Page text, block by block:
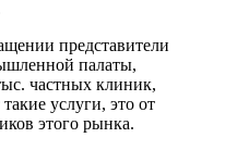
представители
палаты,
частных клиник,
услуги, это от
этого рынка.